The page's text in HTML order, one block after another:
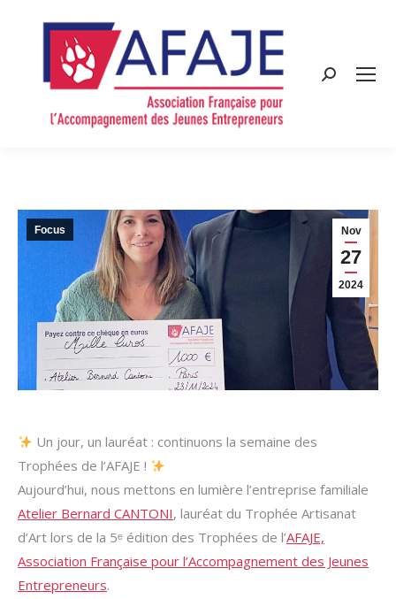
Search:
Nov
27
2024
Focus
Un jour, un lauréat : continuons la semaine des
Trophées de l’AFAJE !
Aujourd’hui, nous mettons en lumière l’entreprise familiale
Atelier Bernard CANTONI, lauréat du Trophée Artisanat
d’Art lors de la 5ᵉ édition des Trophées de l’AFAJE,
Association Française pour l’Accompagnement des Jeunes
Entrepreneurs.